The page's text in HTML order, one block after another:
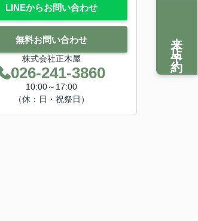
LINEからお問い合わせ
無料お問い合わせ
株式会社正木屋
026-241-3860
10:00～17:00
（休：日・祝祭日）
来店予約